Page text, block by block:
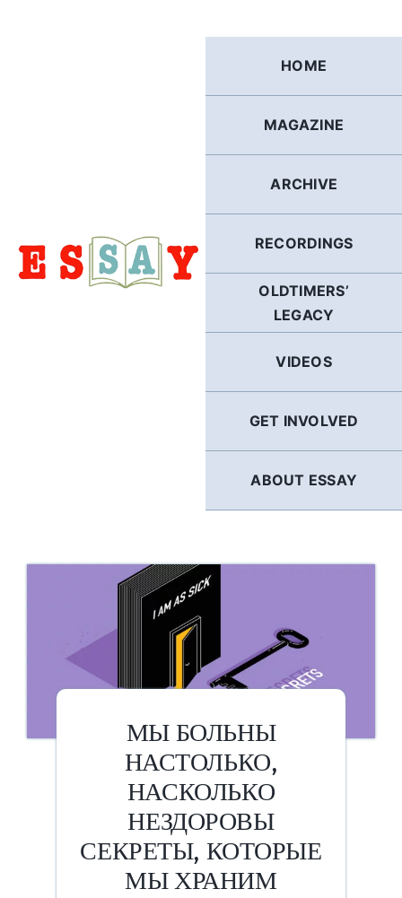
HOME
MAGAZINE
ARCHIVE
RECORDINGS
OLDTIMERS’
LEGACY
VIDEOS
GET INVOLVED
ABOUT ESSAY
МЫ БОЛЬНЫ
НАСТОЛЬКО,
НАСКОЛЬКО
НЕЗДОРОВЫ
СЕКРЕТЫ, КОТОРЫЕ
МЫ ХРАНИМ